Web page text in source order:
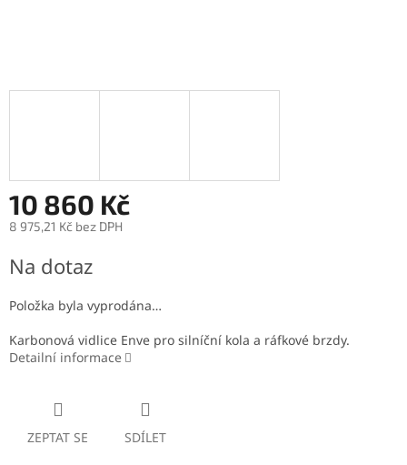
10 860 Kč
8 975,21 Kč bez DPH
cena:
Na dotaz
Položka byla vyprodána…
Karbonová vidlice Enve pro silníční kola a ráfkové brzdy.
Detailní informace
ZEPTAT SE SDÍLET